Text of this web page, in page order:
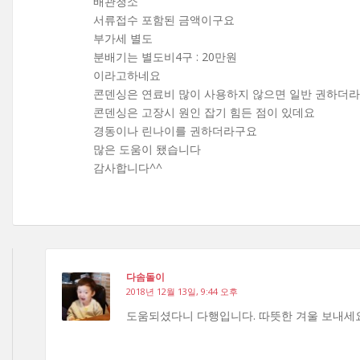
서류접수 포함된 금액이구요
부가세 별도
분배기는 별도비4구 : 20만원
이라고하네요
콘덴싱은 연료비 많이 사용하지 않으면 일반 권하더
콘덴싱은 고장시 원인 잡기 힘든 점이 있데요
경동이나 린나이를 권하더라구요
많은 도움이 됐습니다
감사합니다^^
다솜돌이
2018년 12월 13일, 9:44 오후
도움되셨다니 다행입니다. 따뜻한 겨울 보내세